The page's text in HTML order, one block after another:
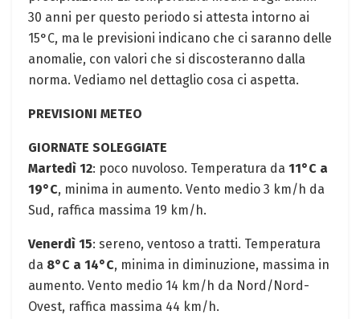
‌30 anni per⁤ questo periodo si ⁣attesta ​intorno ai
15°C, ma ‌le previsioni indicano che ci saranno delle
anomalie, con valori che si ⁤discosteranno dalla
norma. Vediamo nel dettaglio⁢ cosa ci aspetta.
PREVISIONI METEO
GIORNATE ⁤SOLEGGIATE
Martedì 12: poco nuvoloso. Temperatura da 11°C a
19°C, ‌minima in⁢ aumento. Vento medio 3 ⁣km/h da
Sud, raffica⁤ massima 19⁤ km/h. ⁣
Venerdì 15: sereno, ventoso a tratti. Temperatura
da 8°C ⁣a 14°C, minima‌ in diminuzione, massima in
aumento. Vento medio 14 km/h da Nord/Nord-
Ovest, raffica massima 44 km/h.